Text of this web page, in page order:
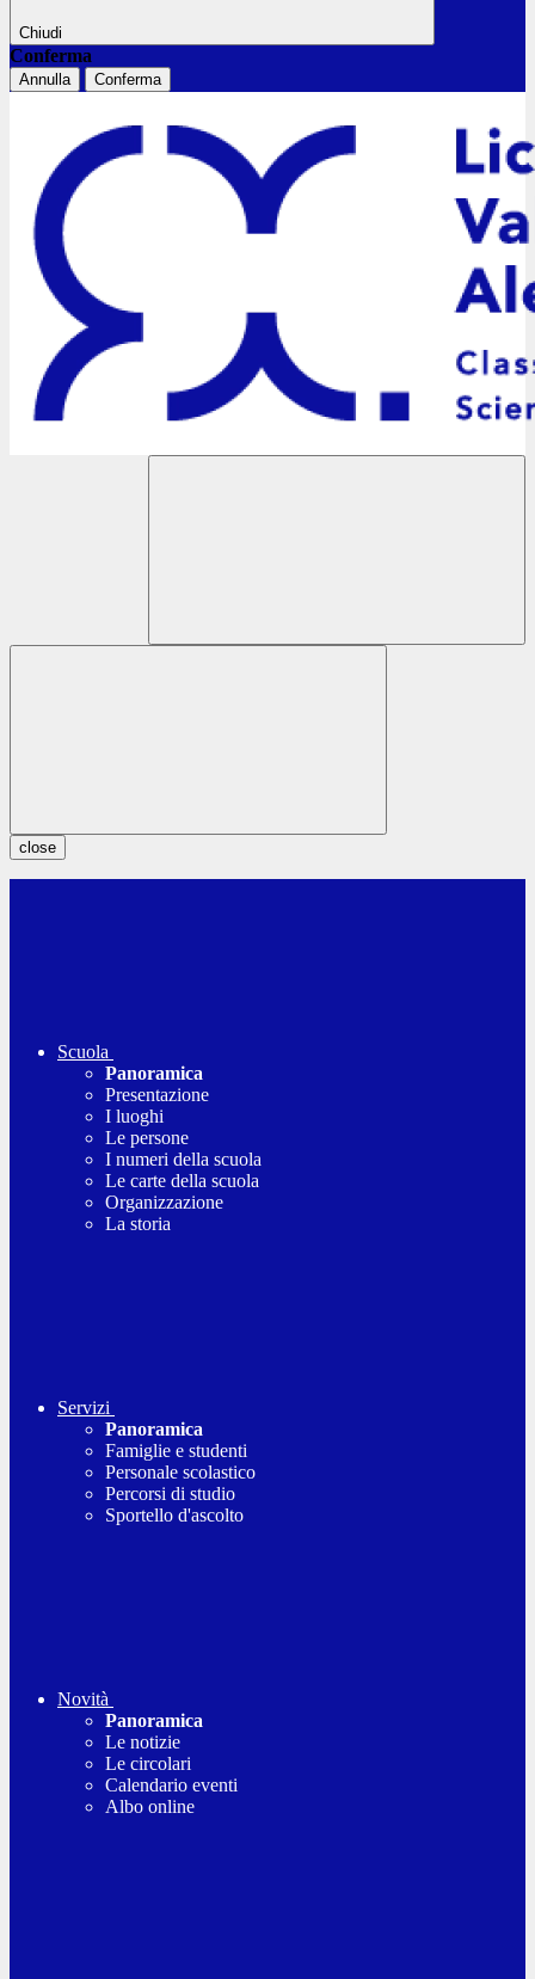
Chiudi
Conferma
Annulla Conferma
close
Scuola
Panoramica
Presentazione
I luoghi
Le persone
I numeri della scuola
Le carte della scuola
Organizzazione
La storia
Servizi
Panoramica
Famiglie e studenti
Personale scolastico
Percorsi di studio
Sportello d'ascolto
Novità
Panoramica
Le notizie
Le circolari
Calendario eventi
Albo online